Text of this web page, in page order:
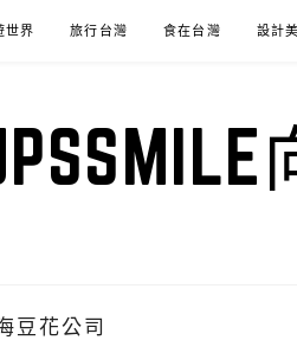
世界 旅行台灣 食在台灣 設計
豆花公司